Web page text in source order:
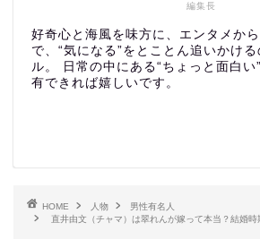
編集長
好奇心と海風を味方に、エンタメか
で、“気になる”をとことん追いかけ
ル。 日常の中にある“ちょっと面白い
有できれば嬉しいです。
HOME 人物
男性有名人
直井由文（チャマ）は翠れんが嫁って本当？結婚時